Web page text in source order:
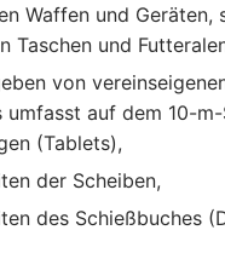
Waffen und Geräten,
Taschen und
von
umfasst auf dem 10-
(Tablets),
der Scheiben,
des Schießbuches